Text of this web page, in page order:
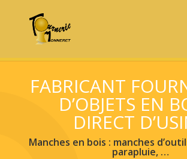
FABRICANT
D’OBJETS EN
DIRECT
Manches en bois : manches
parapluie, …